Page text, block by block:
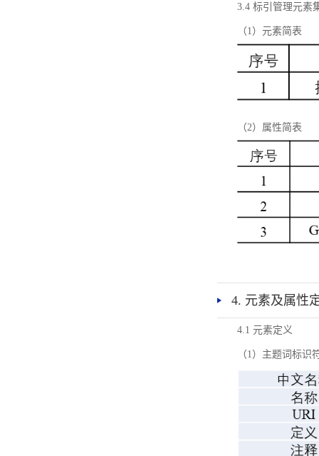
3.4 标引管理元素
（1）元素简表
（2）属性简表
4. 元素及属性
4.1 元素定义
（1）主题词标识